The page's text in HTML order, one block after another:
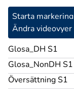
Starta markering
Ändra videovyer
Glosa_DH S1
Glosa_NonDH S1
Översättning S1